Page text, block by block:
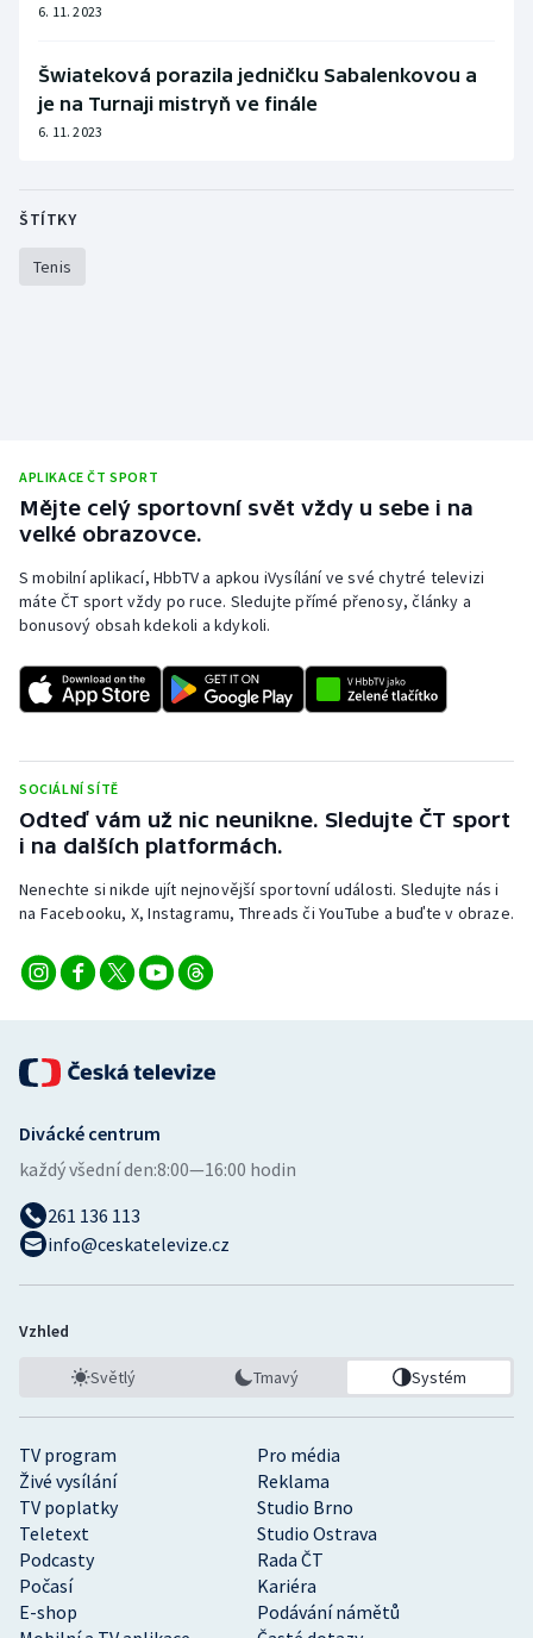
6. 11. 2023
Šwiateková porazila jedničku Sabalenkovou a
je na Turnaji mistryň ve finále
6. 11. 2023
ŠTÍTKY
Tenis
APLIKACE ČT SPORT
Mějte celý sportovní svět vždy u sebe i na
velké obrazovce.
S mobilní aplikací, HbbTV a apkou iVysílání ve své chytré televizi
máte ČT sport vždy po ruce. Sledujte přímé přenosy, články a
bonusový obsah kdekoli a kdykoli.
SOCIÁLNÍ SÍTĚ
Odteď vám už nic neunikne. Sledujte ČT sport
i na dalších platformách.
Nenechte si nikde ujít nejnovější sportovní události. Sledujte nás i
na Facebooku, X, Instagramu, Threads či YouTube a buďte v obraze.
TV program
Pro média
Živé vysílání
Reklama
TV poplatky
Studio Brno
Teletext
Studio Ostrava
Podcasty
Rada ČT
Počasí
Kariéra
E-shop
Podávání námětů
Divácké centrum
každý všední den:8:00—16:00 hodin
261 136 113
info@ceskatelevize.cz
Vzhled
Světlý Tmavý Systém